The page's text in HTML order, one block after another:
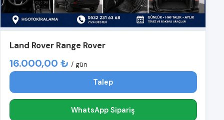
Land Rover Range Rover
16.000,00 ₺ / gün
Talep
WhatsApp Sipariş